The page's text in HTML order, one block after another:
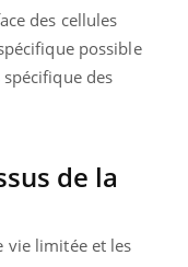
des cellules
possible
des
de la
vie limitée et les